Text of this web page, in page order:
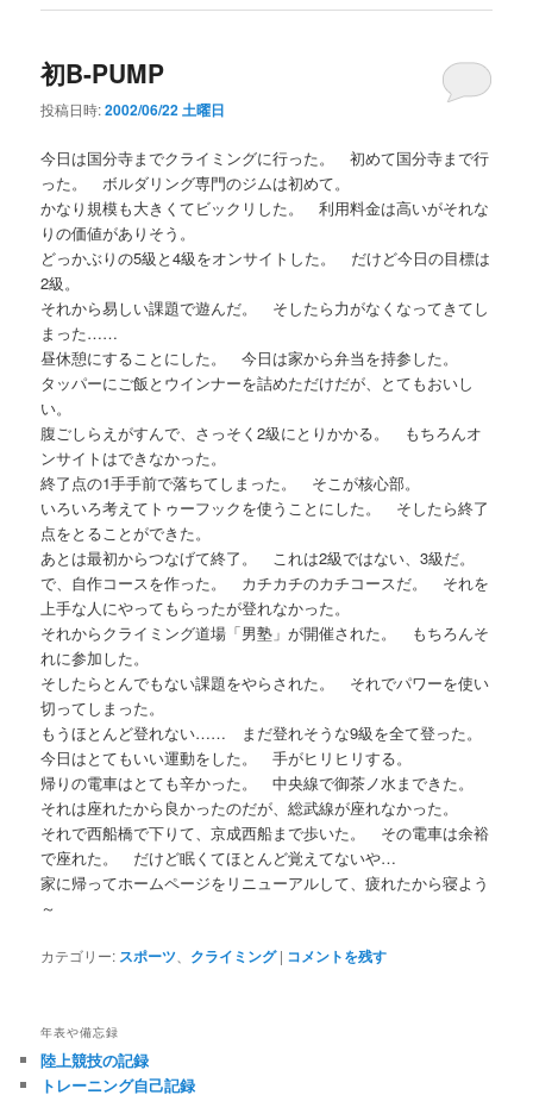
初B-PUMP
投稿日時:2002/06/22 土曜日
今日は国分寺までクライミングに行った。 初めて国分寺まで行
った。 ボルダリング専門のジムは初めて。
かなり規模も大きくてビックリした。 利用料金は高いがそれな
りの価値がありそう。
どっかぶりの5級と4級をオンサイトした。 だけど今日の目標は
2級。
それから易しい課題で遊んだ。 そしたら力がなくなってきてし
まった……
昼休憩にすることにした。 今日は家から弁当を持参した。
タッパーにご飯とウインナーを詰めただけだが、とてもおいし
い。
腹ごしらえがすんで、さっそく2級にとりかかる。 もちろんオ
ンサイトはできなかった。
終了点の1手手前で落ちてしまった。 そこが核心部。
いろいろ考えてトゥーフックを使うことにした。 そしたら終了
点をとることができた。
あとは最初からつなげて終了。 これは2級ではない、3級だ。
で、自作コースを作った。 カチカチのカチコースだ。 それを
上手な人にやってもらったが登れなかった。
それからクライミング道場「男塾」が開催された。 もちろんそ
れに参加した。
そしたらとんでもない課題をやらされた。 それでパワーを使い
切ってしまった。
もうほとんど登れない…… まだ登れそうな9級を全て登った。
今日はとてもいい運動をした。 手がヒリヒリする。
帰りの電車はとても辛かった。 中央線で御茶ノ水まできた。
それは座れたから良かったのだが、総武線が座れなかった。
それで西船橋で下りて、京成西船まで歩いた。 その電車は余裕
で座れた。 だけど眠くてほとんど覚えてないや…
家に帰ってホームページをリニューアルして、疲れたから寝よう
～
カテゴリー: スポーツ クライミング | コメントを残す
年表や備忘録
陸上競技の記録
トレーニング自己記録